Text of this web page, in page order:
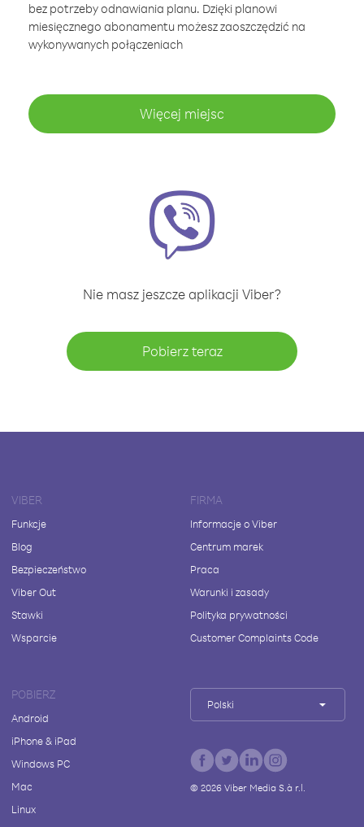
bez potrzeby odnawiania planu. Dzięki planowi
miesięcznego abonamentu możesz zaoszczędzić na
wykonywanych połączeniach
Więcej miejsc
Nie masz jeszcze aplikacji Viber?
Pobierz teraz
VIBER
Funkcje
Blog
Bezpieczeństwo
Viber Out
Stawki
Wsparcie
FIRMA
Informacje o Viber
Centrum marek
Praca
Warunki i zasady
Polityka prywatności
Customer Complaints Code
POBIERZ
Android
iPhone & iPad
Windows PC
Mac
Linux
Polski
© 2026Viber Media S.à r.l.